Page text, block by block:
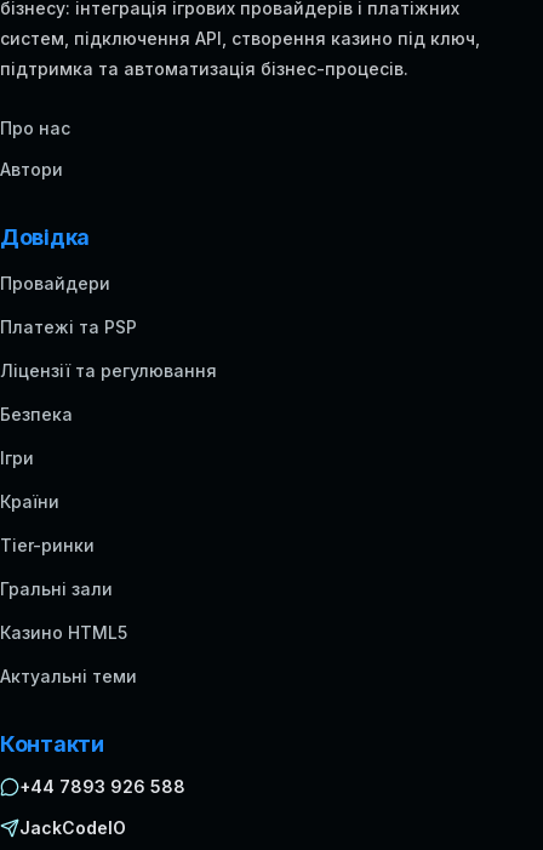
бізнесу: інтеграція ігрових провайдерів і платіжних
систем, підключення API, створення казино під ключ,
підтримка та автоматизація бізнес-процесів.
Про нас
Автори
Довідка
Провайдери
Платежі та PSP
Ліцензії та регулювання
Безпека
Ігри
Країни
Tier-ринки
Гральні зали
Казино HTML5
Актуальні теми
Контакти
+44 7893 926 588
JackCodeIO